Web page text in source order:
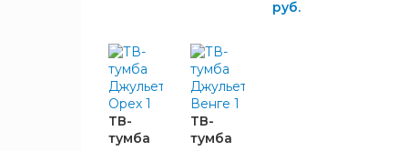
руб.
ТВ-
тумба
ТВ-
тумба